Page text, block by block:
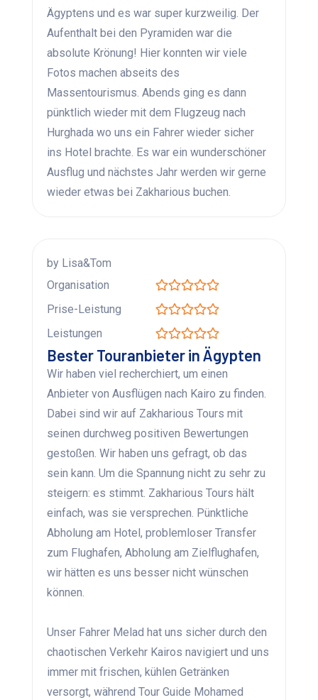
Ägyptens und es war super kurzweilig. Der
Aufenthalt bei den Pyramiden war die
absolute Krönung! Hier konnten wir viele
Fotos machen abseits des
Massentourismus. Abends ging es dann
pünktlich wieder mit dem Flugzeug nach
Hurghada wo uns ein Fahrer wieder sicher
ins Hotel brachte. Es war ein wunderschöner
Ausflug und nächstes Jahr werden wir gerne
wieder etwas bei Zakharious buchen.
by Lisa&Tom
Organisation
Prise-Leistung
Leistungen
Bester Touranbieter in Ägypten
Wir haben viel recherchiert, um einen
Anbieter von Ausflügen nach Kairo zu finden.
Dabei sind wir auf Zakharious Tours mit
seinen durchweg positiven Bewertungen
gestoßen. Wir haben uns gefragt, ob das
sein kann. Um die Spannung nicht zu sehr zu
steigern: es stimmt. Zakharious Tours hält
einfach, was sie versprechen. Pünktliche
Abholung am Hotel, problemloser Transfer
zum Flughafen, Abholung am Zielflughafen,
wir hätten es uns besser nicht wünschen
können.
Unser Fahrer Melad hat uns sicher durch den
chaotischen Verkehr Kairos navigiert und uns
immer mit frischen, kühlen Getränken
versorgt, während Tour Guide Mohamed